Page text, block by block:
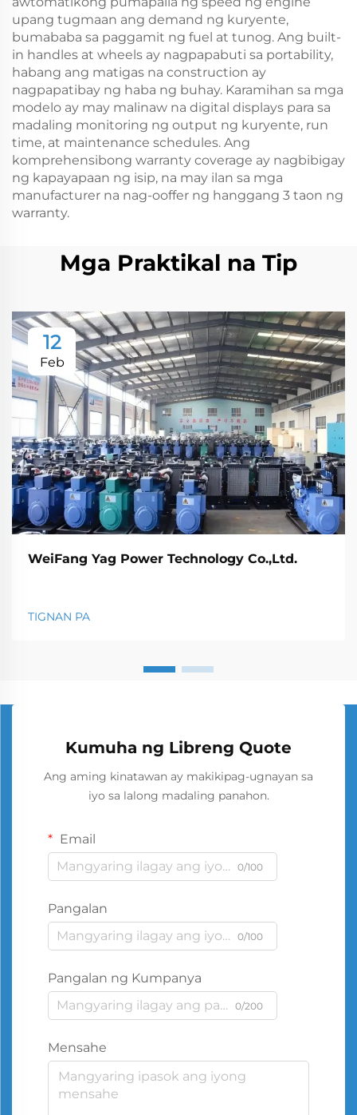
upang tugmaan ang demand ng kuryente,
bumababa sa paggamit ng fuel at tunog. Ang built-
in handles at wheels ay nagpapabuti sa portability,
habang ang matigas na construction ay
nagpapatibay ng haba ng buhay. Karamihan sa mga
modelo ay may malinaw na digital displays para sa
madaling monitoring ng output ng kuryente, run
time, at maintenance schedules. Ang
komprehensibong warranty coverage ay nagbibigay
ng kapayapaan ng isip, na may ilan sa mga
manufacturer na nag-ooffer ng hanggang 3 taon ng
warranty.
Mga Praktikal na Tip
12
Feb
WeiFang Yag Power Technology Co.,Ltd.
TIGNAN PA
Kumuha ng Libreng Quote
Ang aming kinatawan ay makikipag-ugnayan sa
iyo sa lalong madaling panahon.
Email
0/100
Pangalan
0/100
Pangalan ng Kumpanya
0/200
Mensahe